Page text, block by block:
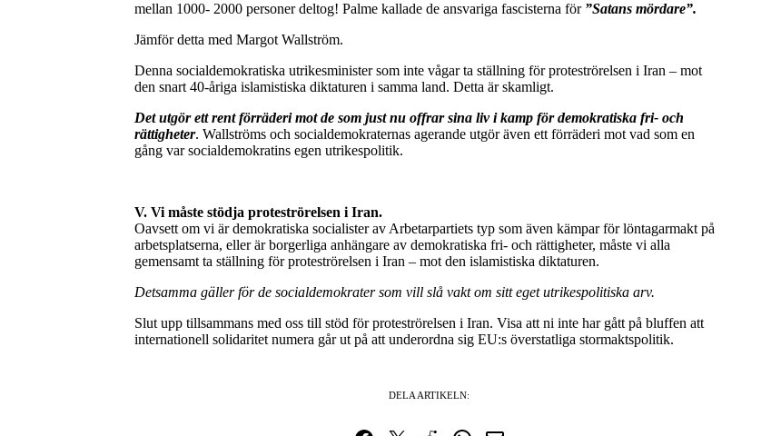
mellan 1000- 2000 personer deltog! Palme kallade de ansvariga fascisterna för ”Satans mördare”.
Jämför detta med Margot Wallström.
Denna socialdemokratiska utrikesminister som inte vågar ta ställning för proteströrelsen i Iran – mot
den snart 40-åriga islamistiska diktaturen i samma land. Detta är skamligt.
Det utgör ett rent förräderi mot de som just nu offrar sina liv i kamp för demokratiska fri- och
rättigheter. Wallströms och socialdemokraternas agerande utgör även ett förräderi mot vad som en
gång var socialdemokratins egen utrikespolitik.
V. Vi måste stödja proteströrelsen i Iran.
Oavsett om vi är demokratiska socialister av Arbetarpartiets typ som även kämpar för löntagarmakt på
arbetsplatserna, eller är borgerliga anhängare av demokratiska fri- och rättigheter, måste vi alla
gemensamt ta ställning för proteströrelsen i Iran – mot den islamistiska diktaturen.
Detsamma gäller för de socialdemokrater som vill slå vakt om sitt eget utrikespolitiska arv.
Slut upp tillsammans med oss till stöd för proteströrelsen i Iran. Visa att ni inte har gått på bluffen att
internationell solidaritet numera går ut på att underordna sig EU:s överstatliga stormaktspolitik.
DELA ARTIKELN: